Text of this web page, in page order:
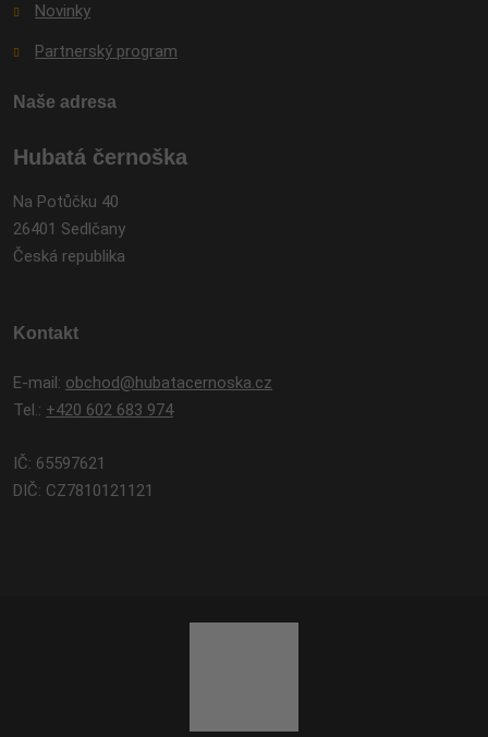
Novinky
Partnerský program
Naše adresa
Hubatá černoška
Na Potůčku 40
26401 Sedlčany
Česká republika
Kontakt
E-mail: obchod@hubatacernoska.cz
Tel.: +420 602 683 974
IČ: 65597621
DIČ: CZ7810121121